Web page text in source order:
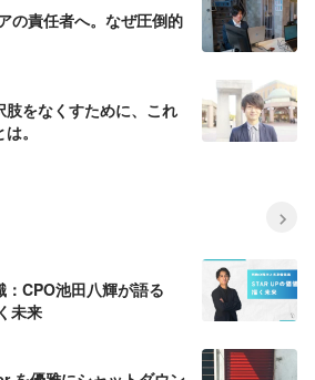
の責任者へ。なぜ圧倒的
肢をなくすために、これ
。
CPO池田八輝が語る
未来